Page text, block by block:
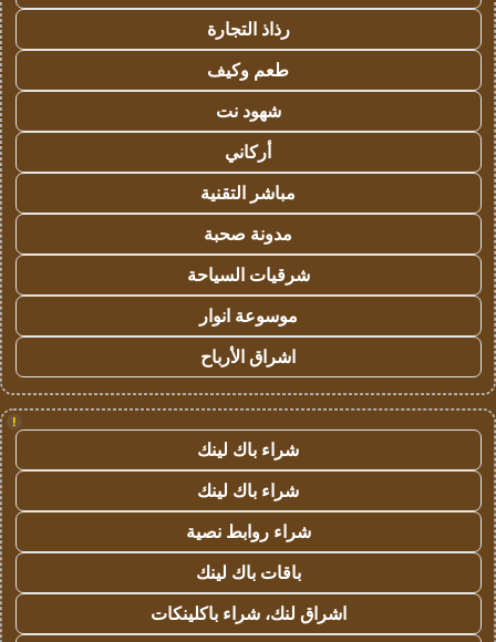
رذاذ التجارة
طعم وكيف
شهود نت
أركاني
مباشر التقنية
مدونة صحبة
شرقيات السياحة
موسوعة انوار
اشراق الأرباح
!
شراء باك لينك
شراء باك لينك
شراء روابط نصية
باقات باك لينك
اشراق لنك، شراء باكلينكات